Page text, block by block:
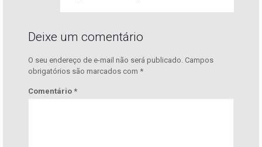
Deixe um comentário
O seu endereço de e-mail não será publicado. Campos
obrigatórios são marcados com *
Comentário *